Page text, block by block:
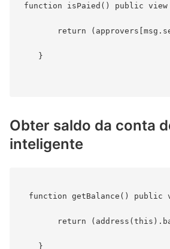
function isPaied() public
return
}
Obter saldo da conta
inteligente
function getBalance() public
return
}